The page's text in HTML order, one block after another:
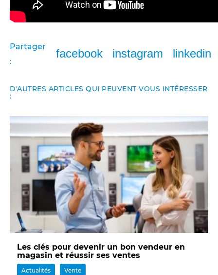
Partager
:
facebook instagram linkedin
D'AUTRES ARTICLES QUI PEUVENT VOUS INTÉRESSER
:
Les clés pour devenir un bon vendeur en
magasin et réussir ses ventes
Actualités Vente